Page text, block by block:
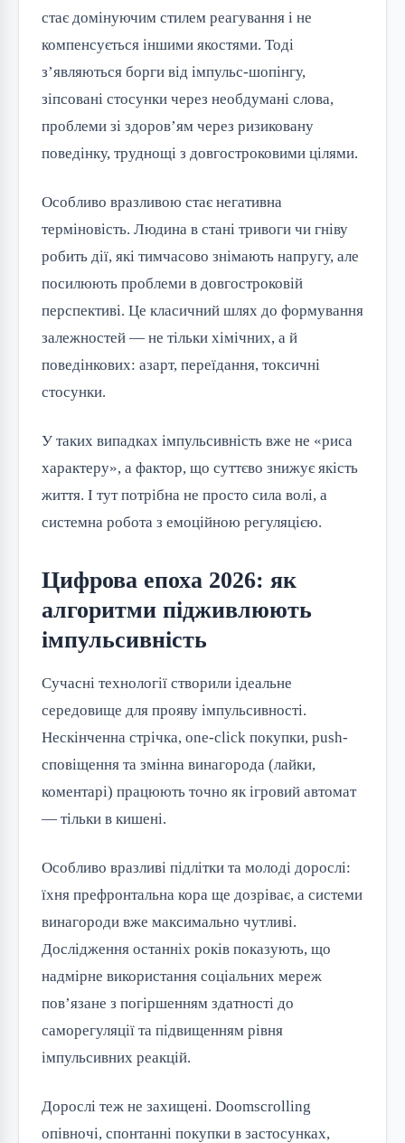
стає домінуючим стилем реагування і не
компенсується іншими якостями. Тоді
з’являються борги від імпульс-шопінгу,
зіпсовані стосунки через необдумані слова,
проблеми зі здоров’ям через ризиковану
поведінку, труднощі з довгостроковими цілями.
Особливо вразливою стає негативна
терміновість. Людина в стані тривоги чи гніву
робить дії, які тимчасово знімають напругу, але
посилюють проблеми в довгостроковій
перспективі. Це класичний шлях до формування
залежностей — не тільки хімічних, а й
поведінкових: азарт, переїдання, токсичні
стосунки.
У таких випадках імпульсивність вже не «риса
характеру», а фактор, що суттєво знижує якість
життя. І тут потрібна не просто сила волі, а
системна робота з емоційною регуляцією.
Цифрова епоха 2026: як
алгоритми підживлюють
імпульсивність
Сучасні технології створили ідеальне
середовище для прояву імпульсивності.
Нескінченна стрічка, one-click покупки, push-
сповіщення та змінна винагорода (лайки,
коментарі) працюють точно як ігровий автомат
— тільки в кишені.
Особливо вразливі підлітки та молоді дорослі:
їхня префронтальна кора ще дозріває, а системи
винагороди вже максимально чутливі.
Дослідження останніх років показують, що
надмірне використання соціальних мереж
пов’язане з погіршенням здатності до
саморегуляції та підвищенням рівня
імпульсивних реакцій.
Дорослі теж не захищені. Doomscrolling
опівночі, спонтанні покупки в застосунках,